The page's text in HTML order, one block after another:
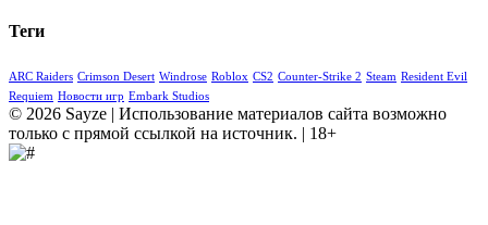
Теги
ARC Raiders Crimson Desert Windrose Roblox CS2 Counter-Strike 2 Steam Resident Evil
Requiem Новости игр Embark Studios
© 2026 Sayze | Использование материалов сайта возможно
только с прямой ссылкой на источник. | 18+